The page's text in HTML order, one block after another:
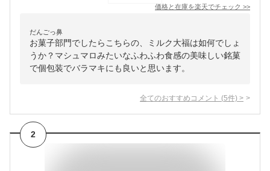
価格と在庫を楽天でチェック >>
だんごっ鼻
お菓子部門でしたらこちらの、ミルク大福は如何でしょ
うか？マシュマロみたいなふわふわ食感の美味しい銘菓
で個包装でバラマキにも良いと思います。
全てのおすすめコメント (5件) >
2